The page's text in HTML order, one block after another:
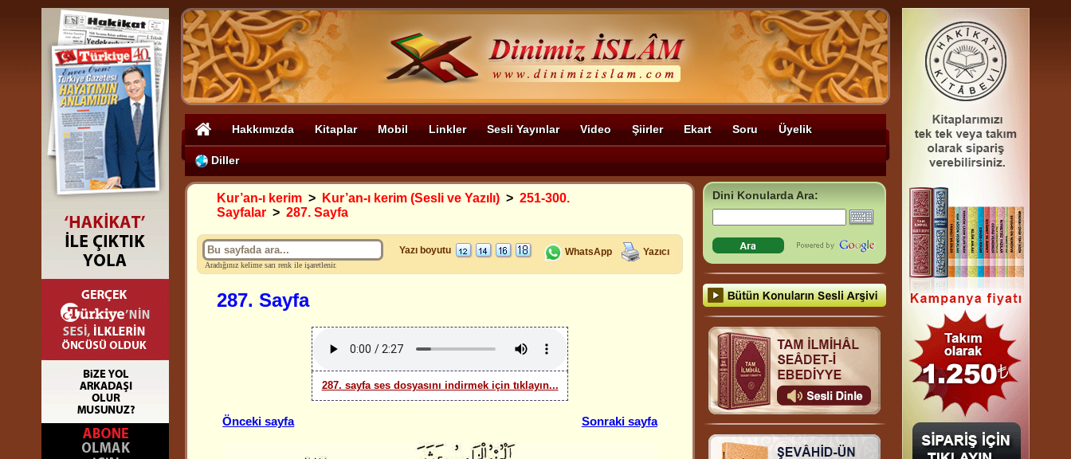
Hakkımızda Kitaplar Mobil Linkler Sesli Yayınlar Video Şiirler Ekart Soru Üyelik
Diller
Kur’an-ı kerim > Kur’an-ı kerim (Sesli ve Yazılı) > 251-300.
Sayfalar > 287. Sayfa
Aradığınız kelime sarı renk ile işaretlenir.
Yazı boyutu WhatsApp Yazıcı
287. Sayfa
287. sayfa ses dosyasını indirmek için tıklayın...
Önceki sayfa Sonraki sayfa
Dini Konularda Ara: